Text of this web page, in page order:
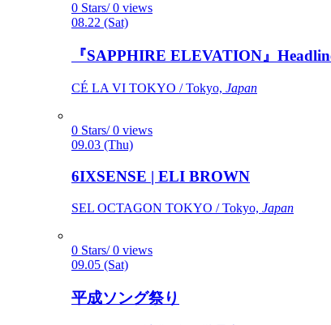
0 Stars/ 0 views
08.22 (Sat)
『SAPPHIRE ELEVATION』
CÉ LA VI TOKYO / Tokyo, Japan
0 Stars/ 0 views
09.03 (Thu)
6IXSENSE | ELI BROWN
SEL OCTAGON TOKYO / Tokyo, Japan
0 Stars/ 0 views
09.05 (Sat)
平成ソング祭り